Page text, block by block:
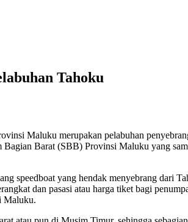
Tahoku
Maluku merupakan pelabuhan
Barat (SBB) Provinsi Maluku yang
speedboat yang hendak menyebrang dari
dan pasasi atau harga tiket bagi
Maluku.